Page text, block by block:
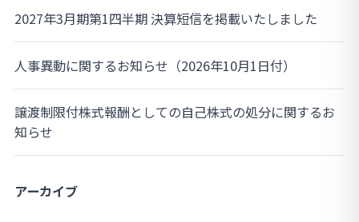
2027年3月期第1四半期 決算短信を掲載いたしました
人事異動に関するお知らせ（2026年10月1日付）
譲渡制限付株式報酬としての自己株式の処分に関するお
知らせ
アーカイブ